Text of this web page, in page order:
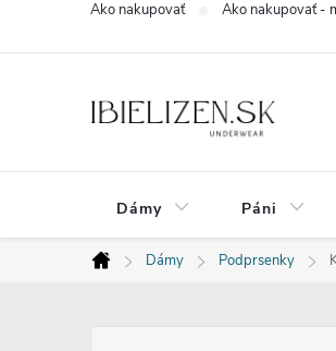
Ako nakupovať Ako nakupovať -
Dámy Páni
Domov
Dámy Podprsenky